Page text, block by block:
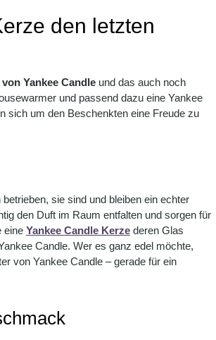
den letzten
Yankee Candleund das auch noch
und passend dazu eine Yankee
sich um den Beschenkten eine Freude zu
sie sind und bleiben ein echter
den Duft im Raum entfalten und sorgen für
eine Yankee Candle Kerzederen Glas
Candle. Wer es ganz edel möchte,
von Yankee Candle – gerade für ein